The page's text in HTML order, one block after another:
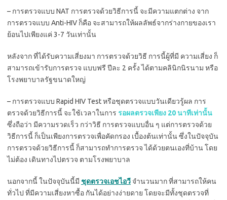
– การตรวจแบบ NAT การตรวจด้วยวิธีการนี้ จะมีความแตกต่าง จาก
การตรวจแบบ Anti-HIV ก็คือ จะสามารถให้ผลลัพธ์จากร่างกายของเรา
ย้อนไปเพียงแค่ 3-7 วันเท่านั้น
หลังจาก ที่ได้รับความเสี่ยงมา การตรวจด้วยวิธี การนี้ผู้ที่มี ความเสี่ยง ก็
สามารถเข้ารับการตรวจ แบบฟรี ปีละ 2 ครั้ง ได้ตามคลินิกนิรนาม หรือ
โรงพยาบาลรัฐขนาดใหญ่
– การตรวจแบบ Rapid HIV Test หรือชุดตรวจแบบวันเดียวรู้ผล การ
ตรวจด้วยวิธีการนี้ จะใช้เวลาในการ รอผลตรวจเพียง 20 นาทีเท่านั้น
ซึ่งถือว่า มีความรวดเร็ว กว่าวิธี การตรวจแบบอื่น ๆ แต่การตรวจด้วย
วิธีการนี้ ก็เป็นเพียงการตรวจเพื่อคัดกรอง เบื้องต้นเท่านั้น ซึ่งในปัจจุบัน
การตรวจด้วยวิธีการนี้ ก็สามารถทำการตรวจ ได้ด้วยตนเองที่บ้าน โดย
ไม่ต้อง เดินทางไปตรวจ ตามโรงพยาบาล
นอกจากนี้ ในปัจจุบันนี้มี ชุดตรวจเอชไอวี จำนวนมาก ที่สามารถให้คน
ทั่วไป ที่มีความเสี่ยงหาซื้อ กันได้อย่างง่ายดาย โดยจะมีทั้งชุดตรวจที่